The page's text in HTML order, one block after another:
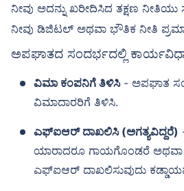
ನೀವು ಅದನ್ನು ಖರೀದಿಸಿದ ತಕ್ಷಣ ನೀತಿಯು
ನೀವು ಡಿಜಿಟಲ್ ಅಥವಾ ಭೌತಿಕ ನೀತಿ
ಅಪಘಾತದ ಸಂದರ್ಭದಲ್ಲಿ
ವಿಮಾ ಕಂಪನಿಗೆ ತಿಳಿಸಿ- ಅಪಘಾತ
ವಿಮಾದಾರರಿಗೆ ತಿಳಿಸಿ.
ಎಫ್‌ಐಆರ್ ದಾಖಲಿಸಿ (ಅಗತ್ಯವಿದ್ದರೆ)
ಯಾರಾದರೂ ಗಾಯಗೊಂಡರೆ ಅಥವಾ
ಎಫ್‌ಐಆರ್ ದಾಖಲಿಸುವುದು